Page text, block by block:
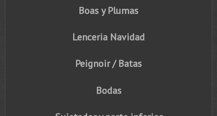
Boas y Plumas
Lenceria Navidad
Peignoir / Batas
Bodas